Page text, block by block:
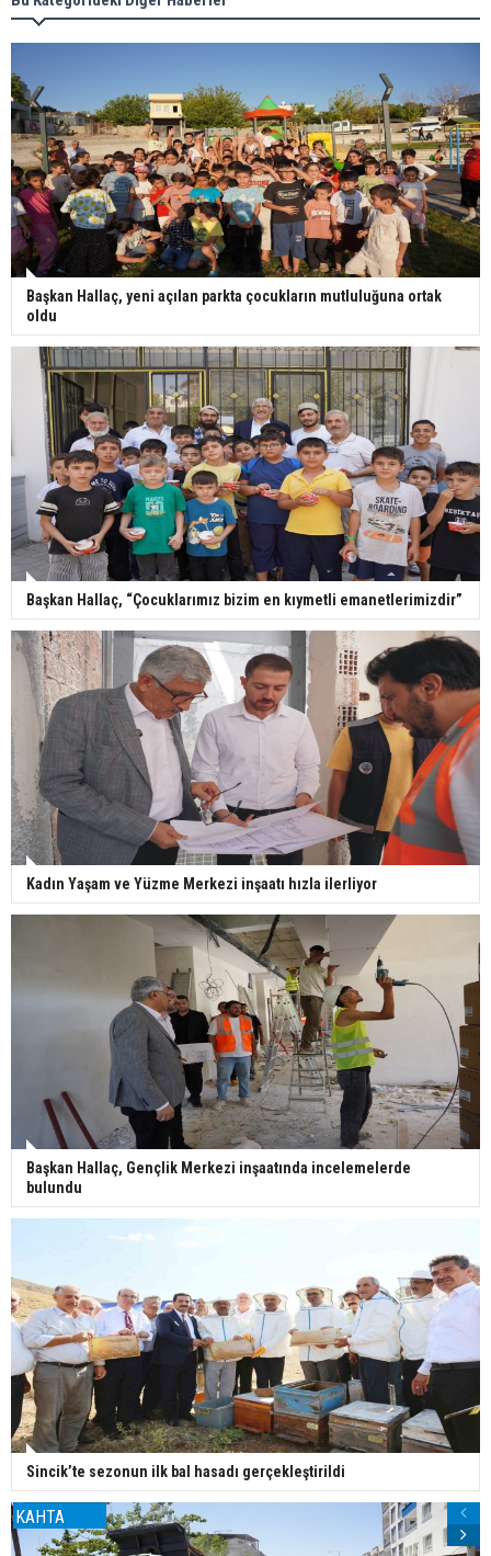
Başkan Hallaç, yeni açılan parkta çocukların mutluluğuna ortak
oldu
Başkan Hallaç, “Çocuklarımız bizim en kıymetli emanetlerimizdir”
Kadın Yaşam ve Yüzme Merkezi inşaatı hızla ilerliyor
Başkan Hallaç, Gençlik Merkezi inşaatında incelemelerde
bulundu
Sincik’te sezonun ilk bal hasadı gerçekleştirildi
KAHTA